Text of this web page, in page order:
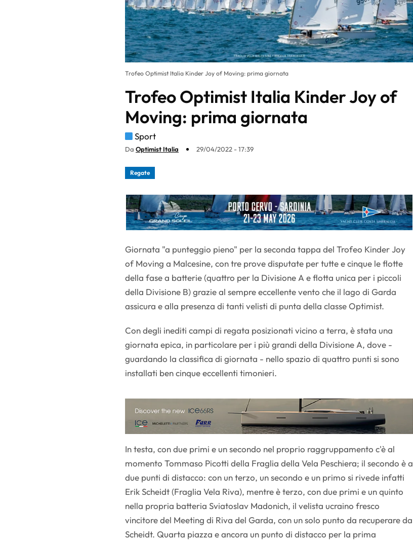
Trofeo Optimist Italia Kinder Joy of Moving: prima giornata
Trofeo Optimist Italia Kinder Joy of
Moving: prima giornata
Sport
Da Optimist Italia 29/04/2022 - 17:39
Regate
Giornata "a punteggio pieno" per la seconda tappa del Trofeo Kinder Joy
of Moving a Malcesine, con tre prove disputate per tutte e cinque le flotte
della fase a batterie (quattro per la Divisione A e flotta unica per i piccoli
della Divisione B) grazie al sempre eccellente vento che il lago di Garda
assicura e alla presenza di tanti velisti di punta della classe Optimist.
Con degli inediti campi di regata posizionati vicino a terra, è stata una
giornata epica, in particolare per i più grandi della Divisione A, dove -
guardando la classifica di giornata - nello spazio di quattro punti si sono
installati ben cinque eccellenti timonieri.
In testa, con due primi e un secondo nel proprio raggruppamento c'è al
momento Tommaso Picotti della Fraglia della Vela Peschiera; il secondo è a
due punti di distacco: con un terzo, un secondo e un primo si rivede infatti
Erik Scheidt (Fraglia Vela Riva), mentre è terzo, con due primi e un quinto
nella propria batteria Sviatoslav Madonich, il velista ucraino fresco
vincitore del Meeting di Riva del Garda, con un solo punto da recuperare da
Scheidt. Quarta piazza e ancora un punto di distacco per la prima